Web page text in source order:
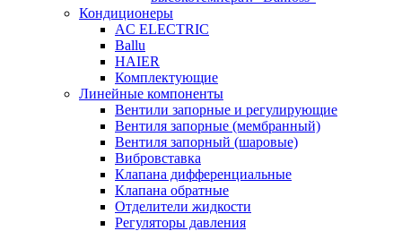
Кондиционеры
AC ELECTRIC
Ballu
HAIER
Комплектующие
Линейные компоненты
Вентили запорные и регулирующие
Вентиля запорные (мембранный)
Вентиля запорный (шаровые)
Вибровставка
Клапана дифференциальные
Клапана обратные
Отделители жидкости
Регуляторы давления